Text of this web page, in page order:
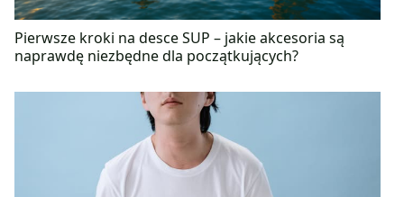
Pierwsze kroki na desce SUP – jakie akcesoria są
naprawdę niezbędne dla początkujących?